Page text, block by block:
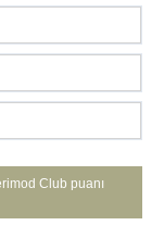
Club puanı